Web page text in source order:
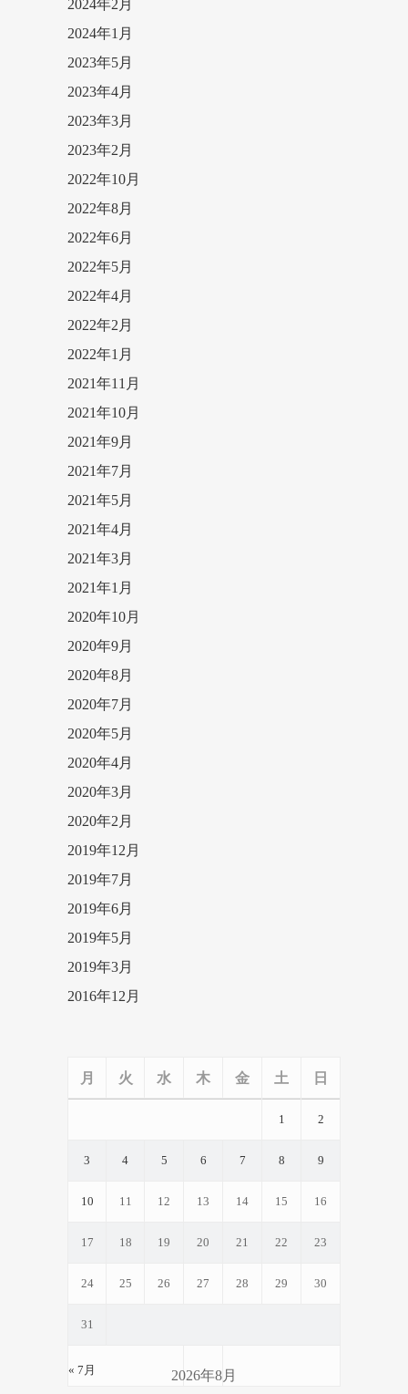
2024年2月
2024年1月
2023年5月
2023年4月
2023年3月
2023年2月
2022年10月
2022年8月
2022年6月
2022年5月
2022年4月
2022年2月
2022年1月
2021年11月
2021年10月
2021年9月
2021年7月
2021年5月
2021年4月
2021年3月
2021年1月
2020年10月
2020年9月
2020年8月
2020年7月
2020年5月
2020年4月
2020年3月
2020年2月
2019年12月
2019年7月
2019年6月
2019年5月
2019年3月
2016年12月
2026年8月
月 火 水 木 金 土 日
« 7月
1 2
3 4 5 6 7 8 9
10 11 12 13 14 15 16
17 18 19 20 21 22 23
24 25 26 27 28 29 30
31